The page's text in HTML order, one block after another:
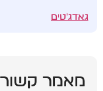
גאדג'טים
מאמר קשור